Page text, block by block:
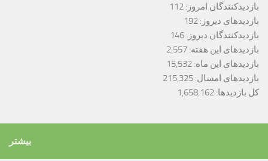
بازدیدکنندگان امروز: 112
بازدیدهای دیروز: 192
بازدیدکنندگان دیروز: 146
بازدیدهای این هفته: 2,557
بازدیدهای این ماه: 15,532
بازدیدهای امسال: 215,325
کل بازدیدها: 1,658,162
بیشتر